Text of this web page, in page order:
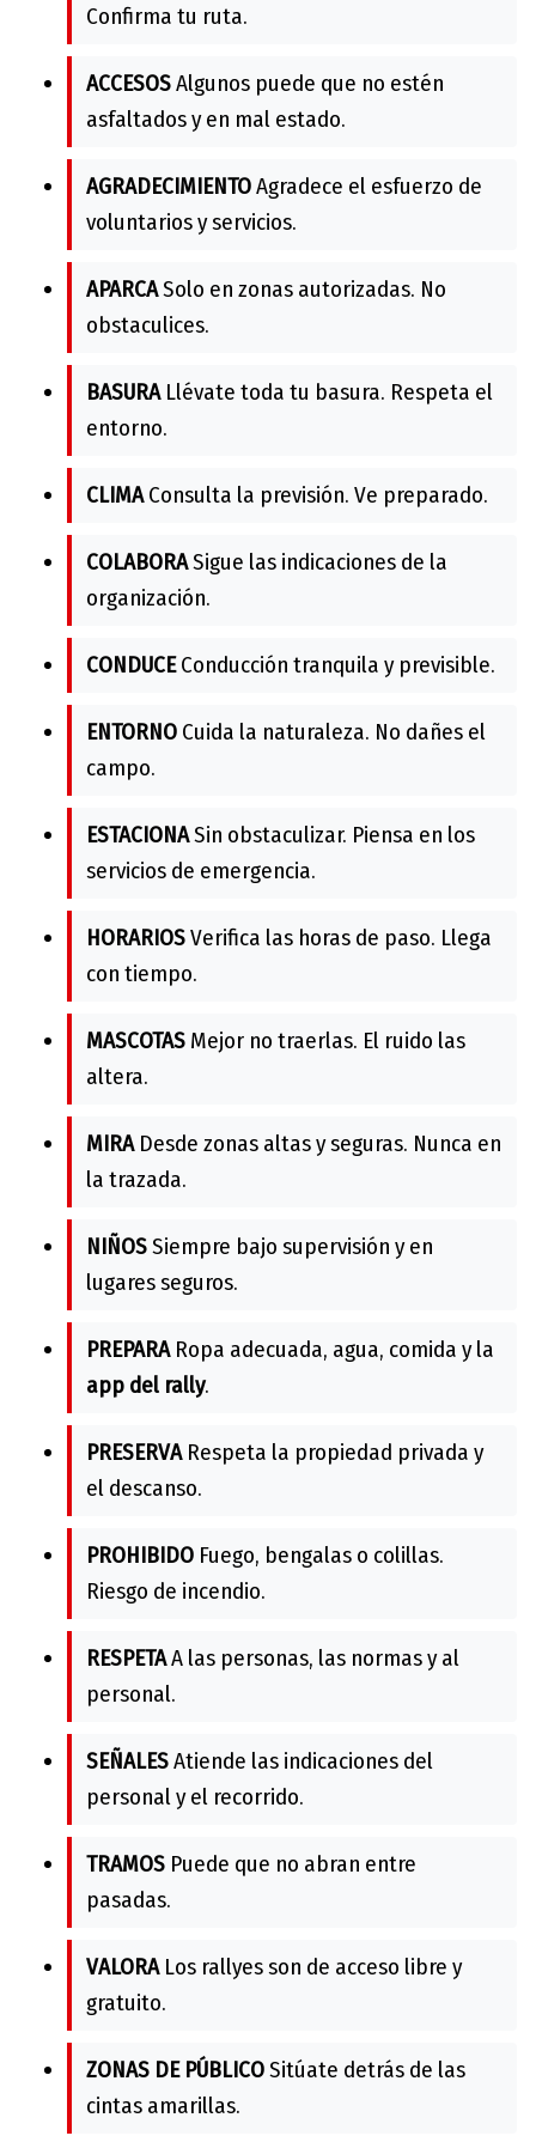
Confirma tu ruta.
ACCESOSAlgunos puede que no estén
asfaltados y en mal estado.
AGRADECIMIENTOAgradece el esfuerzo de
voluntarios y servicios.
APARCASolo en zonas autorizadas. No
obstaculices.
BASURALlévate toda tu basura. Respeta el
entorno.
CLIMAConsulta la previsión. Ve preparado.
COLABORASigue las indicaciones de la
organización.
CONDUCEConducción tranquila y previsible.
ENTORNO Cuida la naturaleza. No dañes el
campo.
ESTACIONASin obstaculizar. Piensa en los
servicios de emergencia.
HORARIOSVerifica las horas de paso. Llega
con tiempo.
MASCOTAS Mejor no traerlas. El ruido las
altera.
MIRADesde zonas altas y seguras. Nunca en
la trazada.
NIÑOSSiempre bajo supervisión y en
lugares seguros.
PREPARARopa adecuada, agua, comida y la
app del rally.
PRESERVARespeta la propiedad privada y
el descanso.
PROHIBIDO Fuego, bengalas o colillas.
Riesgo de incendio.
RESPETAA las personas, las normas y al
personal.
SEÑALESAtiende las indicaciones del
personal y el recorrido.
TRAMOS Puede que no abran entre
pasadas.
VALORALos rallyes son de acceso libre y
gratuito.
ZONAS DE PÚBLICOSitúate detrás de las
cintas amarillas.